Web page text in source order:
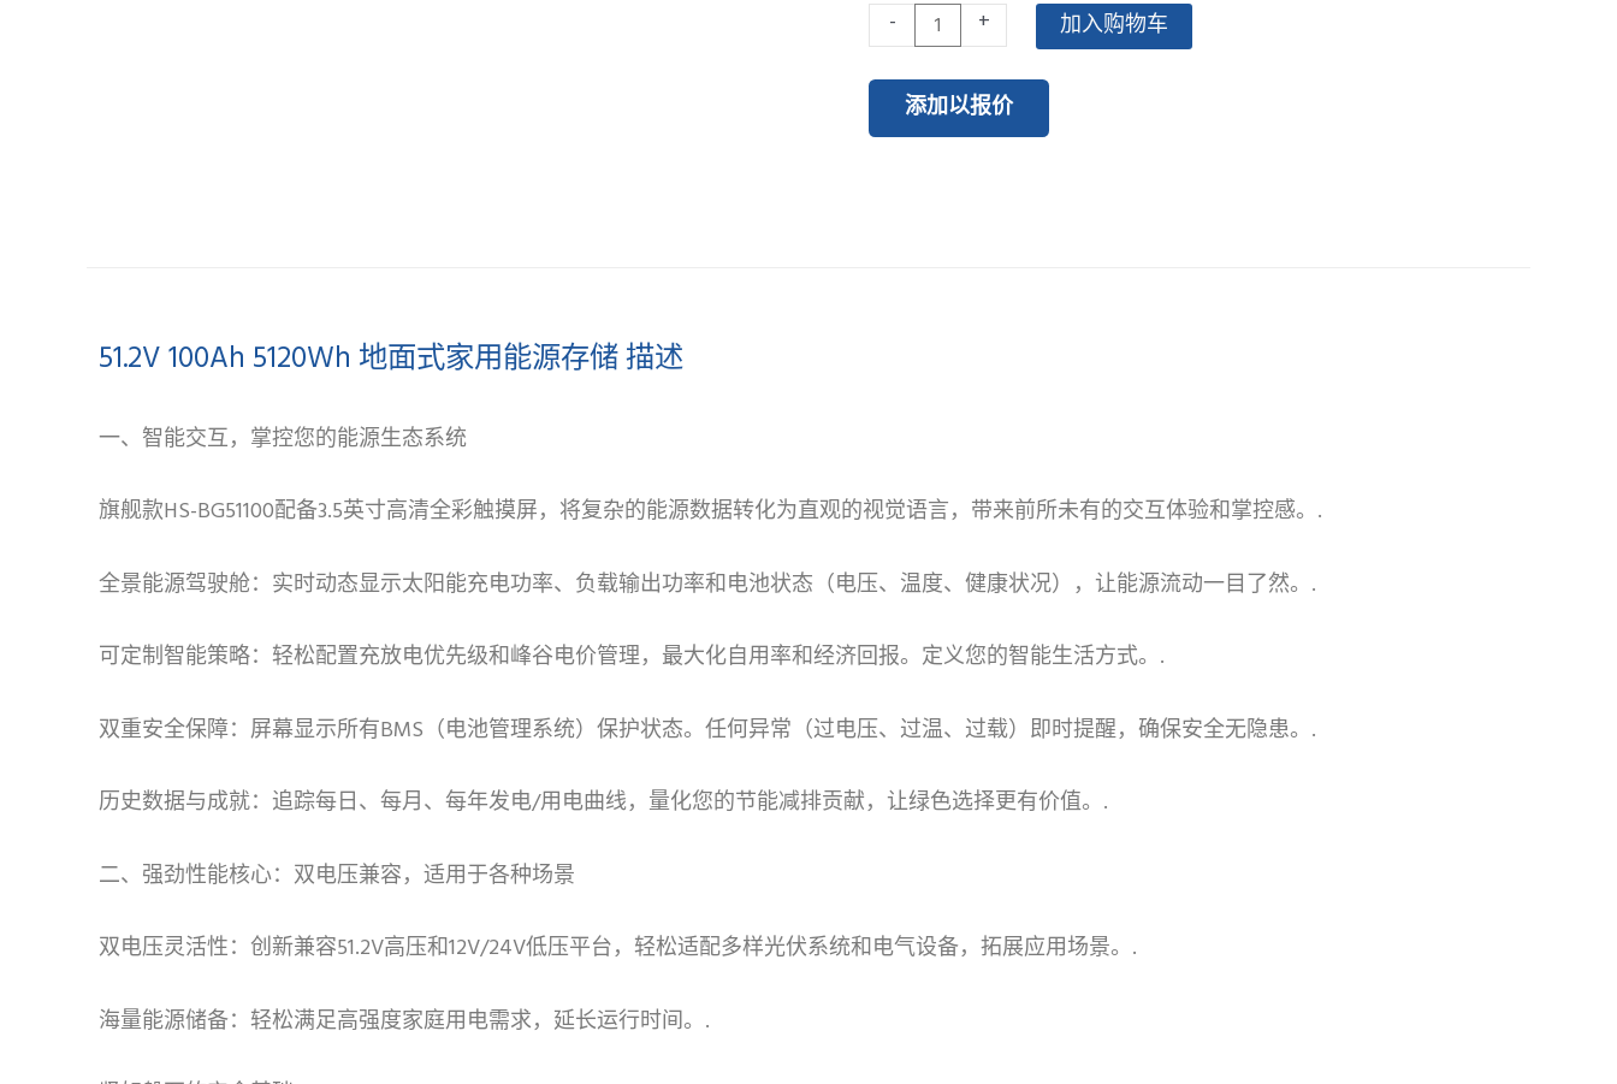
-
51.2v
100ah
5120Wh
Floor
+ 加入购物车
添加以报价
51.2V 100Ah 5120Wh 地面式家用能源存储 描述
一、智能交互，掌控您的能源生态系统
旗舰款HS-BG51100配备3.5英寸高清全彩触摸屏，将复杂的能源数据转化为直观的视觉语言，带来前所未有的交互体验和掌控感。.
全景能源驾驶舱：实时动态显示太阳能充电功率、负载输出功率和电池状态（电压、温度、健康状况），让能源流动一目了然。.
可定制智能策略：轻松配置充放电优先级和峰谷电价管理，最大化自用率和经济回报。定义您的智能生活方式。.
双重安全保障：屏幕显示所有BMS（电池管理系统）保护状态。任何异常（过电压、过温、过载）即时提醒，确保安全无隐患。.
历史数据与成就：追踪每日、每月、每年发电/用电曲线，量化您的节能减排贡献，让绿色选择更有价值。.
二、强劲性能核心：双电压兼容，适用于各种场景
双电压灵活性：创新兼容51.2V高压和12V/24V低压平台，轻松适配多样光伏系统和电气设备，拓展应用场景。.
海量能源储备：轻松满足高强度家庭用电需求，延长运行时间。.